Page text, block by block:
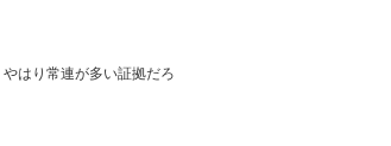
はり常連が多い証拠だろ